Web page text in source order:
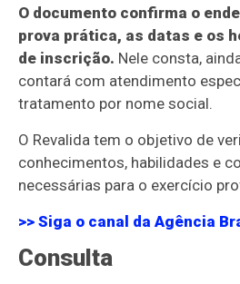
O documento confirma o
prova prática, as datas e os
de inscrição. Nele consta,
contará com atendimento
tratamento por nome social.
O Revalida tem o objetivo de
conhecimentos, habilidades e
necessárias para o exercício
>> Siga o canal daAgência
Consulta